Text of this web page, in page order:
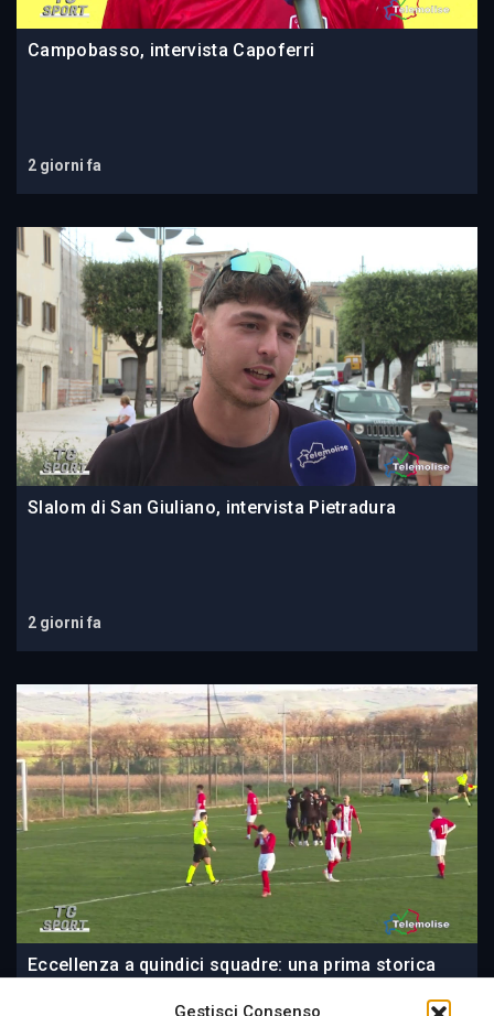
Gestisci Consenso
Campobasso, intervista Capoferri
2 giorni fa
Slalom di San Giuliano, intervista Pietradura
2 giorni fa
Eccellenza a quindici squadre: una prima storica